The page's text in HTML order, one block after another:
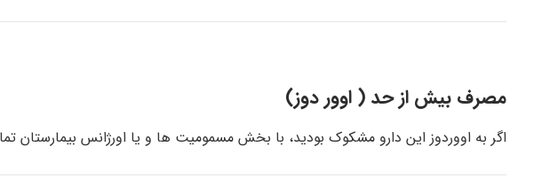
مصرف بیش از حد ( اوور دوز)
اگر به اووردوز این دارو مشکوک بودید، با بخش مسمومیت ها و یا اورژانس بیمارستان